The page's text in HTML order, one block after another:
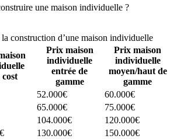
une maison individuelle ?
construction d’une maison individuelle
Prix maison
individuelle
entrée de
gamme
Prix maison
individuelle
moyen/haut de
gamme
52.000€
60.000€
65.000€
75.000€
104.000€
120.000€
130.000€
150.000€